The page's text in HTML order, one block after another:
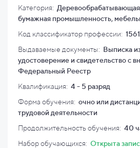
Категория:
бумажная промышленность,
Код классификатор профессии:
Выдаваемые документы: Выписка
удостоверение и свидетельство с
Федеральный Реестр
Квалификация: 4 - 5 разряд
Форма обучения: очно или
трудовой деятельности
Продолжительность обучения: 40
Набор обучающихся: Открыта